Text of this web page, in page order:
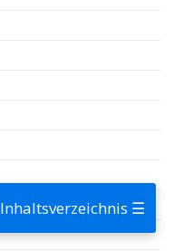
Inhaltsverzeichnis ☰